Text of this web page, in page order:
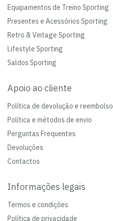
Equipamentos de Treino Sporting
Presentes e Acessórios Sporting
Retro & Vintage Sporting
Lifestyle Sporting
Saldos Sporting
Apoio ao cliente
Política de devolução e reembolso
Política e métodos de envio
Perguntas Frequentes
Devoluções
Contactos
Informações legais
Termos e condições
Política de privacidade